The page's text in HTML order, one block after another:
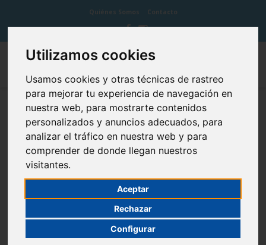
Utilizamos cookies
Usamos cookies y otras técnicas de rastreo
para mejorar tu experiencia de navegación en
nuestra web, para mostrarte contenidos
personalizados y anuncios adecuados, para
analizar el tráfico en nuestra web y para
comprender de donde llegan nuestros
visitantes.
Aceptar
Rechazar
Configurar
Quiénes Somos Contacto
Arco dental
El diente es un órgano, ya que consta de distintos tejidos que
armónicamente realizan una función. Varios de estos órganos
alineados forman los arcos dentales maxilar y mandibular. Los
arcos dentales se insertan alineados en los alvéolos dentales de
la maxila y la mandíbula.